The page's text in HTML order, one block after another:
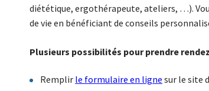
diététique, ergothérapeute, ateliers, …).
de vie en bénéficiant de conseils
Plusieurs possibilités pour prendre
Remplir le formulaire en ligne sur le site